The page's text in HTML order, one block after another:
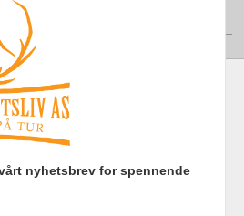
Sikkerhet og personvern
Nyhetsbrev
nyhetsbrev for spennende